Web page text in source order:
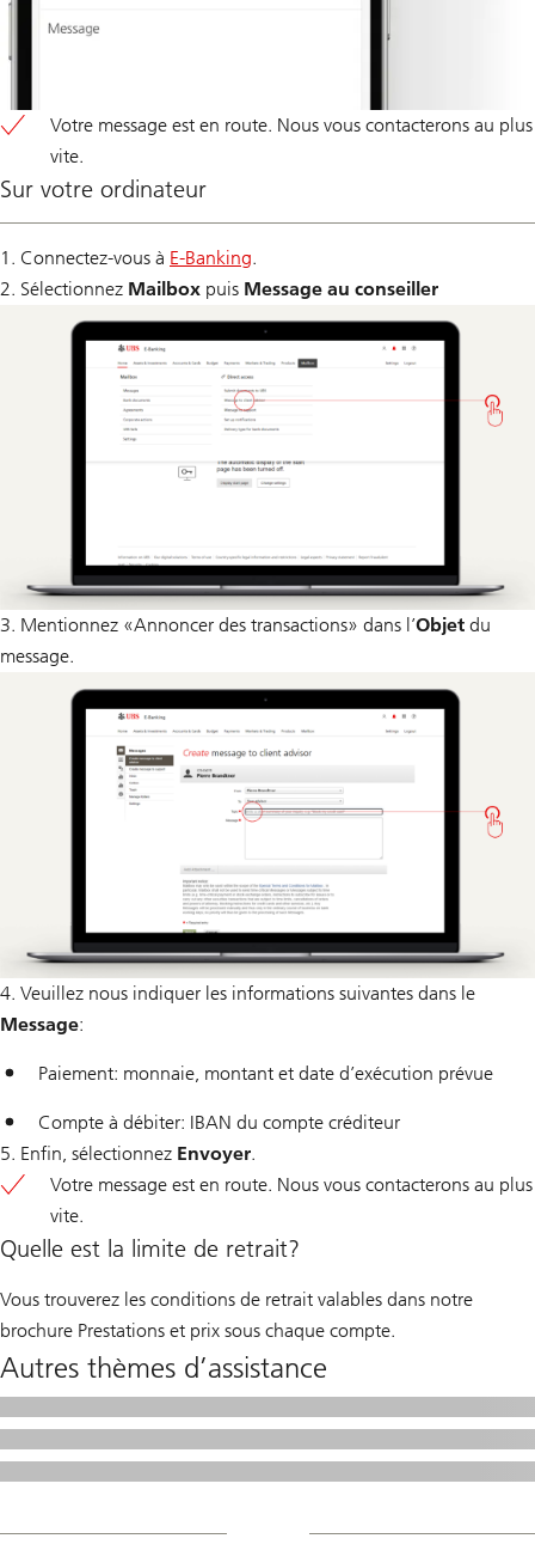
Votre message est en route. Nous vous contacterons au plus
vite.
Sur votre ordinateur
1. Connectez-vous à E-Banking.
2. Sélectionnez Mailbox puis Message au conseiller
3. Mentionnez «Annoncer des transactions» dans l’Objet du
message.
4. Veuillez nous indiquer les informations suivantes dans le
Message:
Paiement: monnaie, montant et date d’exécution prévue
Compte à débiter: IBAN du compte créditeur
5. Enfin, sélectionnez Envoyer.
Votre message est en route. Nous vous contacterons au plus
vite.
Quelle est la limite de retrait?
Vous trouverez les conditions de retrait valables dans notre
brochure Prestations et prix sous chaque compte.
Autres thèmes d’assistance